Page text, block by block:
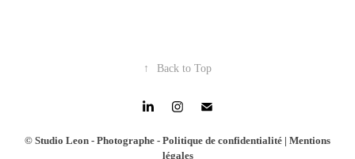
↑ Back to Top
© Studio Leon - Photographe - Politique de confidentialité | Mentions
légales